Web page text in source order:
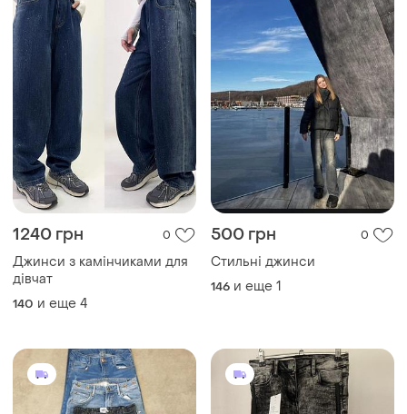
1240 грн 0
Джинси з камінчиками для
дівчат
140 и еще 4
500 грн 0
Стильні джинси
146 и еще 1